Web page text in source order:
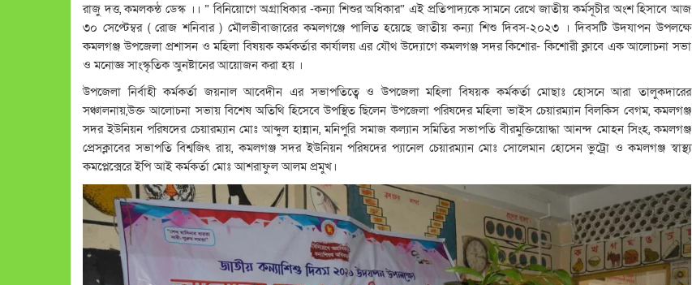
রাজু দত্ত, কমলকন্ঠ ডেস্ক ।। ” বিনিয়োগে অগ্রাধিকার -কন্যা শিশুর অধিকার” এই প্রতিপাদ্যকে সামনে রেখে জাতীয় কর্মসূচীর অংশ হিসাবে আজ
৩০ সেপ্টেম্বর ( রোজ শনিবার ) মৌলভীবাজারের কমলগঞ্জে পালিত হয়েছে জাতীয় কন্যা শিশু দিবস-২০২৩ । দিবসটি উদযাপন উপলক্ষে
কমলগঞ্জ উপজেলা প্রশাসন ও মহিলা বিষয়ক কর্মকর্তার কার্যালয় এর যৌথ উদ্যোগে কমলগঞ্জ সদর কিশোর- কিশোরী ক্লাবে এক আলোচনা সভা
ও মনোজ্ঞ সাংস্কৃতিক অুনষ্টানের আয়োজন করা হয় ।
উপজেলা নির্বাহী কর্মকর্তা জয়নাল আবেদীন এর সভাপতিত্বে ও উপজেলা মহিলা বিষয়ক কর্মকর্তা মোছাঃ হোসনে আরা তালুকদারের
সঞ্চালনায়,উক্ত আলোচনা সভায় বিশেষ অতিথি হিসেবে উপস্থিত ছিলেন উপজেলা পরিষদের মহিলা ভাইস চেয়ারম্যান বিলকিস বেগম, কমলগঞ্জ
সদর ইউনিয়ন পরিষদের চেয়ারম্যান মোঃ আব্দুল হান্নান, মনিপুরি সমাজ কল্যান সমিতির সভাপতি বীরমুক্তিয়োদ্ধা আনন্দ মোহন সিংহ, কমলগঞ্জ
প্রেসক্লাবের সভাপতি বিশ্বজিৎ রায়, কমলগঞ্জ সদর ইউনিয়ন পরিষদের প্যানেল চেয়ারম্যান মোঃ সোলেমান হোসেন ভুট্রো ও কমলগঞ্জ স্বাস্থ্য
কমপ্লেক্সেরে ইপি আই কর্মকর্তা মোঃ আশরাফুল আলম প্রমুখ।